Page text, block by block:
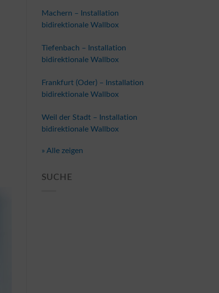
Machern – Installation
bidirektionale Wallbox
Tiefenbach – Installation
bidirektionale Wallbox
Frankfurt (Oder) – Installation
bidirektionale Wallbox
Weil der Stadt – Installation
bidirektionale Wallbox
» Alle zeigen
SUCHE